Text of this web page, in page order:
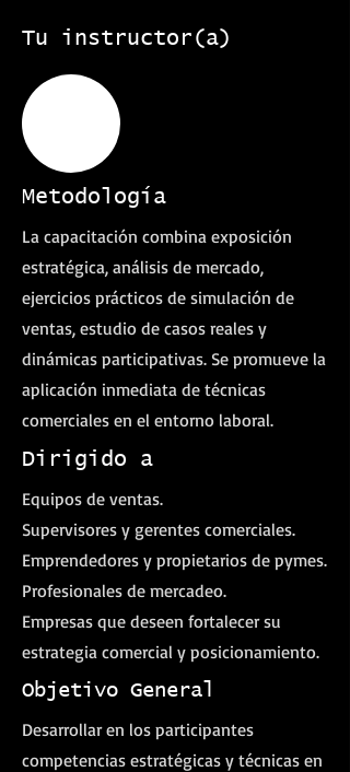
Tu instructor(a)
Metodología
La capacitación combina exposición
estratégica, análisis de mercado,
ejercicios prácticos de simulación de
ventas, estudio de casos reales y
dinámicas participativas. Se promueve la
aplicación inmediata de técnicas
comerciales en el entorno laboral.
Dirigido a
Equipos de ventas.
Supervisores y gerentes comerciales.
Emprendedores y propietarios de pymes.
Profesionales de mercadeo.
Empresas que deseen fortalecer su
estrategia comercial y posicionamiento.
Objetivo General
Desarrollar en los participantes
competencias estratégicas y técnicas en